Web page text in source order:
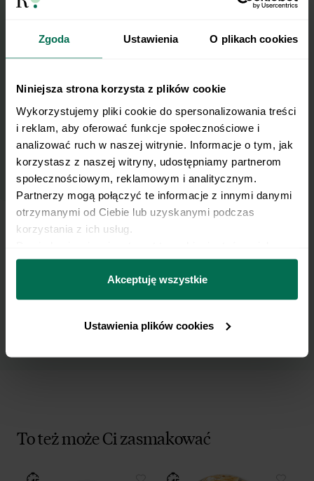
Zgoda Ustawienia O plikach cookies
Niniejsza strona korzysta z plików cookie
Wykorzystujemy pliki cookie do spersonalizowania treści
i reklam, aby oferować funkcje społecznościowe i
analizować ruch w naszej witrynie. Informacje o tym, jak
korzystasz z naszej witryny, udostępniamy partnerom
społecznościowym, reklamowym i analitycznym.
Partnerzy mogą połączyć te informacje z innymi danymi
otrzymanymi od Ciebie lub uzyskanymi podczas
korzystania z ich usług.
można się z nami skontaktować i w jaki sposób
przetwarzamy dane osobowe w ramach
prywatności.
Akceptuję wszystkie
Ustawienia plików cookies
Nasze najlepsze przepisy, prosto na Twoja
Imię
Email
Wyślij
danych osobowych w celu otrzymywania
Newslettera i potwierdzam zapoznanie się z
polityką prywatności.
To też może Ci zasmakować